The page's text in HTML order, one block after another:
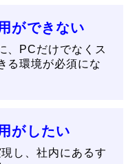
ができない
、PCだけでなくス
る環境が必須にな
がしたい
し、社内にあるす